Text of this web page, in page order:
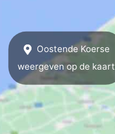
Oostende Koerse
weergeven op de kaart